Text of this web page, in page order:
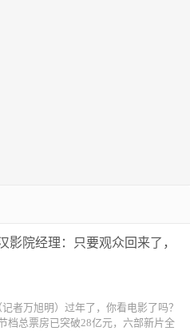
影院经理：只要观众回来了，
者万旭明）过年了，你看电影了吗？
档总票房已突破28亿元，六部新片全